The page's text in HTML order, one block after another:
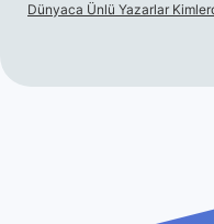
Dünyaca Ünlü Yazarlar